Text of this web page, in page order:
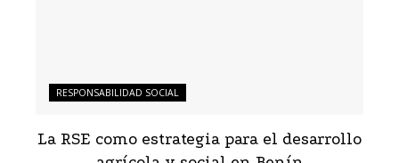
RESPONSABILIDAD SOCIAL
La RSE como estrategia para el desarrollo